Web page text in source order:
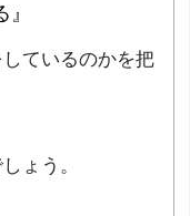
ているのかを把
ょう。